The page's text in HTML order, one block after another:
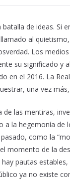
de ideas. Si
al
Los
su significado y
en el 2016. La
una vez
las mentiras,
a la hegemonía
como la
momento de la
hay pautas
ya no existe